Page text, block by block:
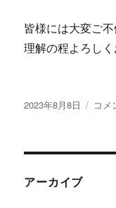
皆様には大変ご
理解の程よろしく
投
2023年8月8日
夏
業
コメ
アーカイブ